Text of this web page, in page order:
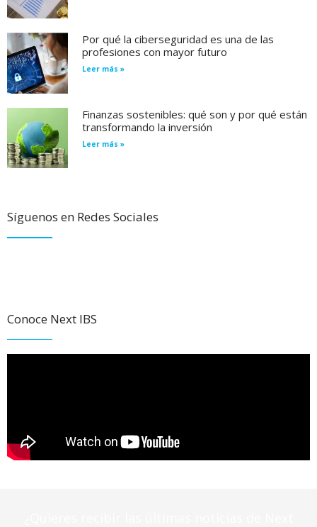
Por qué la ciberseguridad es una de las
profesiones con mayor futuro
Leer más »
Finanzas sostenibles: qué son y por qué están
transformando la inversión
Leer más »
Síguenos en Redes Sociales
Conoce Next IBS